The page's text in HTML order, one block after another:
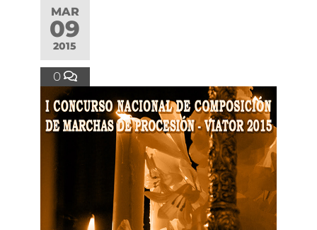
MAR
09
2015
0